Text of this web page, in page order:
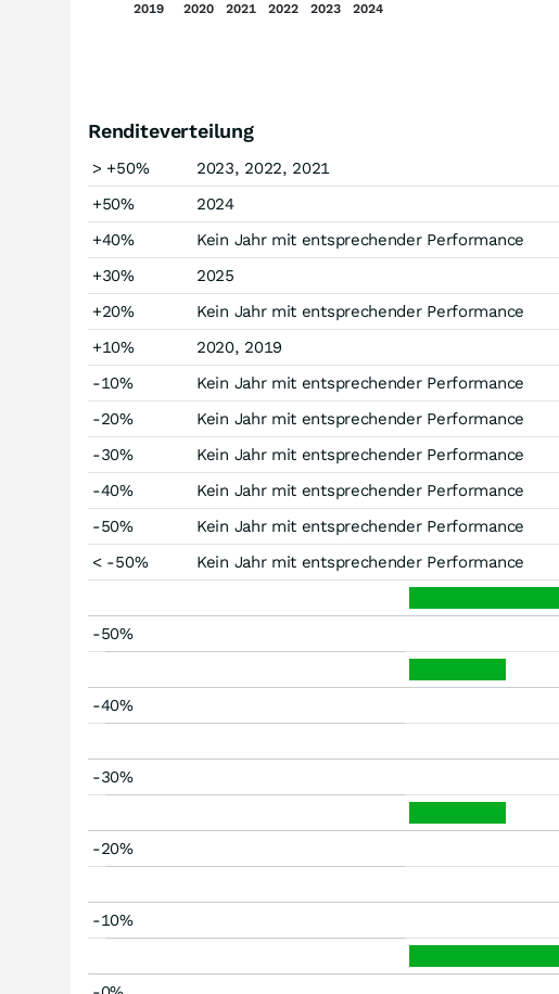
2019
2020 2021 2022 2023 2024
Renditeverteilung
> +50%
2023, 2022, 2021
+50%
2024
+40%
Kein Jahr mit entsprechender Performance
+30%
2025
+20%
Kein Jahr mit entsprechender Performance
+10%
2020, 2019
-10%
Kein Jahr mit entsprechender Performance
-20%
Kein Jahr mit entsprechender Performance
-30%
Kein Jahr mit entsprechender Performance
-40%
Kein Jahr mit entsprechender Performance
-50%
Kein Jahr mit entsprechender Performance
< -50%
Kein Jahr mit entsprechender Performance
-50%
-40%
-30%
-20%
-10%